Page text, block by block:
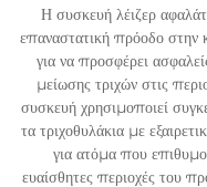
Η συσκευή λέιζερ
επαναστατική πρόοδο στην
για να προσφέρει
μείωσης τριχών στις
συσκευή χρησιμοποιεί
τα τριχοθυλάκια με
για ατόμα που
ευαίσθητες περιοχές του